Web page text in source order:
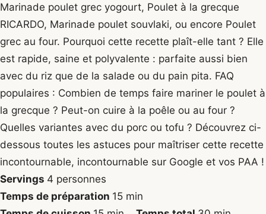
Marinade poulet grec yogourt, Poulet à la grecque
RICARDO, Marinade poulet souvlaki, ou encore Poulet
grec au four. Pourquoi cette recette plaît-elle tant ? Elle
est rapide, saine et polyvalente : parfaite aussi bien
avec du riz que de la salade ou du pain pita. FAQ
populaires : Combien de temps faire mariner le poulet à
la grecque ? Peut-on cuire à la poêle ou au four ?
Quelles variantes avec du porc ou tofu ? Découvrez ci-
dessous toutes les astuces pour maîtriser cette recette
incontournable, incontournable sur Google et vos PAA !
Servings 4 personnes
Temps de préparation 15minutes
min